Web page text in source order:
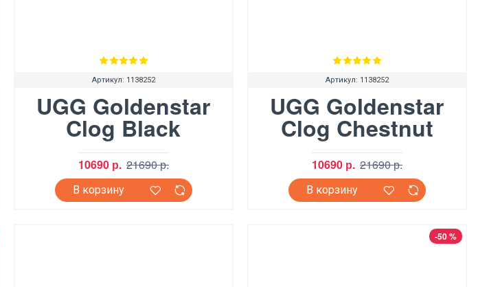
Артикул: 1138252
UGG Goldenstar
Clog Black
10690 р. 21690 р.
В корзину
Артикул: 1138252
UGG Goldenstar
Clog Chestnut
10690 р. 21690 р.
В корзину
-50 %